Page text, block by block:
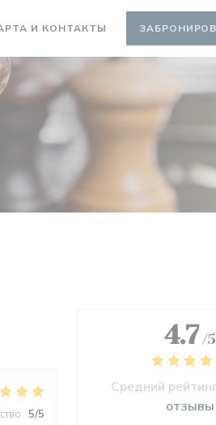
И КОНТАКТЫ
: 5/5
4.7 /5
Средний
отзывы